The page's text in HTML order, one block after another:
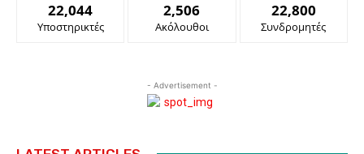
22,044
Υποστηρικτές
2,506
Ακόλουθοι
22,800
Συνδρομητές
- Advertisement -